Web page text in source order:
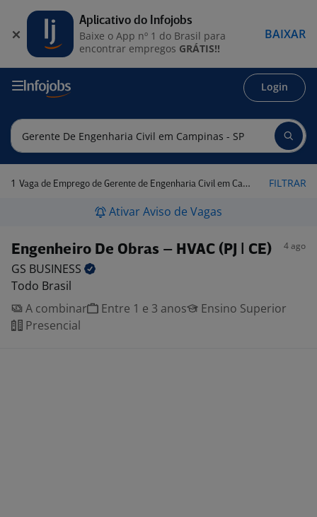
Login
1 Vaga de Emprego de Gerente de Engenharia Civil em Campinas - SP FILTRAR
Ativar Aviso de Vagas
Engenheiro De Obras – HVAC (PJ | CE) 4 ago
GS BUSINESS
Todo Brasil
A combinar
Entre 1 e 3 anos
Ensino Superior
Presencial
Aplicativo do Infojobs
Baixe o App nº 1 do Brasil para
encontrar empregos GRÁTIS!!
BAIXAR